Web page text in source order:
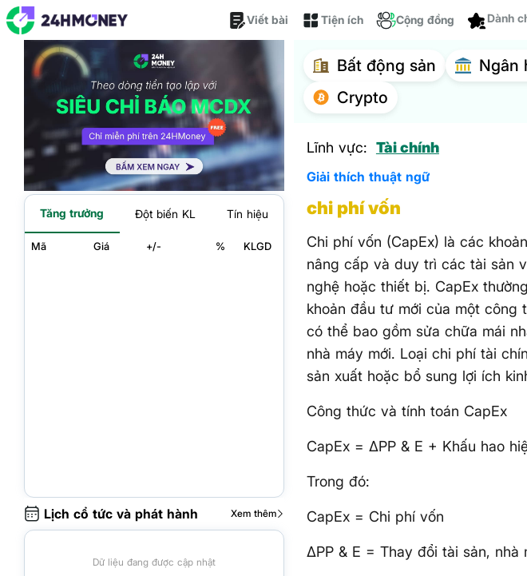
Viết bài Tiện ích Cộng đồng Dành
Tăng trưởng Đột biến KL Tín hiệu
Mã Giá +/- % KLGD
Lịch cổ tức và phát hành Xem thêm
Dữ liệu đang được cập nhật
Bất động sản Ngân
Crypto
Lĩnh vực: Tài chính
Giải thích thuật ngữ
chi phí vốn
Chi phí vốn (CapEx) là các
nâng cấp và duy trì các tài sản
nghệ hoặc thiết bị. CapEx
khoản đầu tư mới của một công
có thể bao gồm sửa chữa mái
nhà máy mới. Loại chi phí tài
sản xuất hoặc bổ sung lợi ích
Công thức và tính toán CapEx
CapEx = ΔPP & E + Khấu hao
Trong đó:
CapEx = Chi phí vốn
ΔPP & E = Thay đổi tài sản, nhà